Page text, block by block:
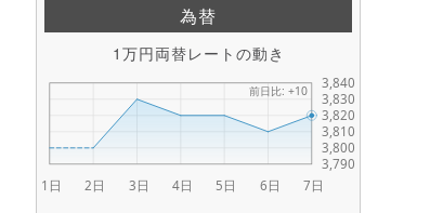
為替
1万円両替レートの動き